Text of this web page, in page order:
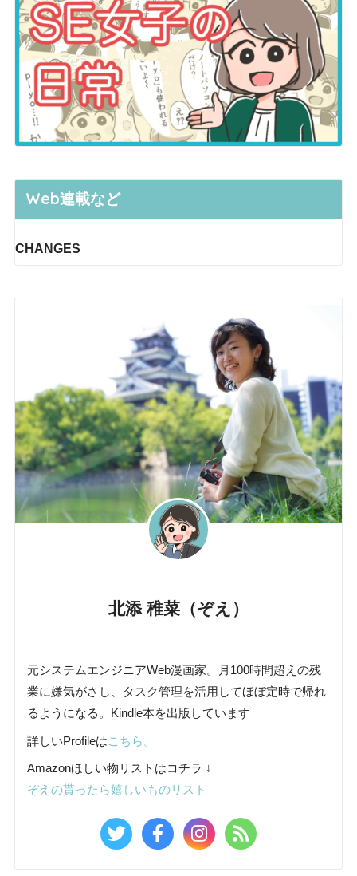
Web連載など
CHANGES
北添 稚菜（ぞえ）
元システムエンジニアWeb漫画家。月100時間超えの残
業に嫌気がさし、タスク管理を活用してほぼ定時で帰れ
るようになる。Kindle本を出版しています
詳しいProfileはこちら。
Amazonほしい物リストはコチラ ↓
ぞえの貰ったら嬉しいものリスト